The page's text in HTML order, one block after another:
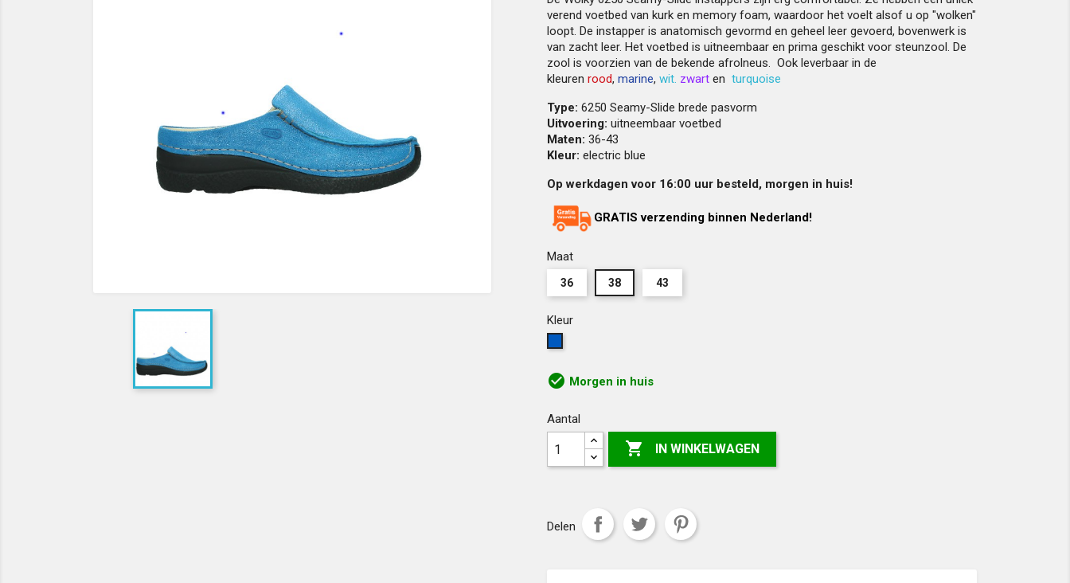
verend voetbed van kurk en memory foam, waardoor het voelt alsof u op "wolken"
loopt. De instapper is anatomisch gevormd en geheel leer gevoerd, bovenwerk is
van zacht leer. Het voetbed is uitneembaar en prima geschikt voor steunzool. De
zool is voorzien van de bekende afrolneus. Ook leverbaar in de
kleuren rood, marine, wit. zwart en turquoise
Type: 6250 Seamy-Slide brede pasvorm
Uitvoering: uitneembaar voetbed
Maten: 36-43
Kleur: electric blue
Op werkdagen voor 16:00 uur besteld, morgen in huis!
GRATIS verzending binnen Nederland!
Maat
36 38 43
Kleur
/korenblauw
check_circle Morgen in huis
Aantal
 IN WINKELWAGEN
Delen